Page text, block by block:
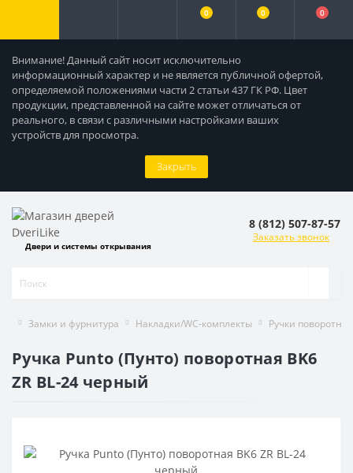
Внимание! Данный сайт носит исключительно
информационный характер и не является публичной офертой,
определяемой положениями части 2 статьи 437 ГК РФ. Цвет
продукции, представленной на сайте может отличаться от
реального, в связи с различными настройками ваших
устройств для просмотра.
Закрыть
0 0 0
Двери и системы открывания
8 (812) 507-87-57
Заказать звонок
Замки и фурнитура Накладки/WC-комплекты Ручки
Ручка Punto (Пунто) поворотная BK6
ZR BL-24 черный